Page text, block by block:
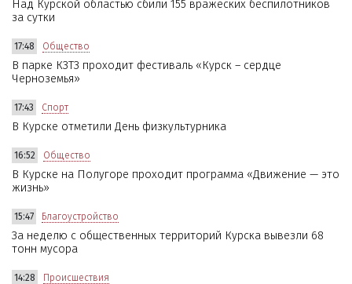
Над Курской областью сбили 155 вражеских беспилотников
за сутки
17:48 Общество
В парке КЗТЗ проходит фестиваль «Курск – сердце
Черноземья»
17:43 Спорт
В Курске отметили День физкультурника
16:52 Общество
В Курске на Полугоре проходит программа «Движение — это
жизнь»
15:47 Благоустройство
За неделю с общественных территорий Курска вывезли 68
тонн мусора
14:28 Происшествия